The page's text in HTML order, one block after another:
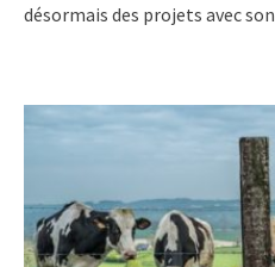
désormais des projets avec son